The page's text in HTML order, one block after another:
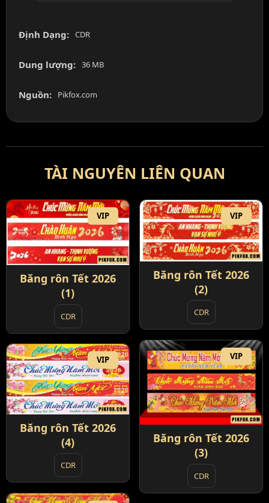
Định Dạng: CDR
Dung lượng: 36 MB
Nguồn: Pikfox.com
TÀI NGUYÊN LIÊN QUAN
VIP
Băng rôn Tết 2026
(1)
CDR
VIP
Băng rôn Tết 2026
(2)
CDR
VIP
Băng rôn Tết 2026
(3)
CDR
VIP
Băng rôn Tết 2026
(4)
CDR